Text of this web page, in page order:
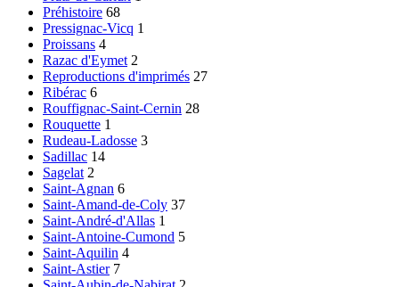
Préhistoire 68
Pressignac-Vicq 1
Proissans 4
Razac d'Eymet 2
Reproductions d'imprimés 27
Ribérac 6
Rouffignac-Saint-Cernin 28
Rouquette 1
Rudeau-Ladosse 3
Sadillac 14
Sagelat 2
Saint-Agnan 6
Saint-Amand-de-Coly 37
Saint-André-d'Allas 1
Saint-Antoine-Cumond 5
Saint-Aquilin 4
Saint-Astier 7